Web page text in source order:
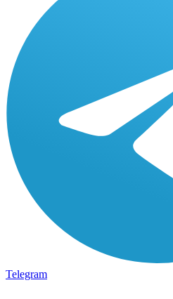
Telegram